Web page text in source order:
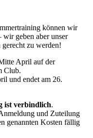
können wir
wir geben aber unser
zu werden!
April auf der
Club.
und endet am 26.
ist verbindlich.
und Zuteilung
genannten Kosten fällig